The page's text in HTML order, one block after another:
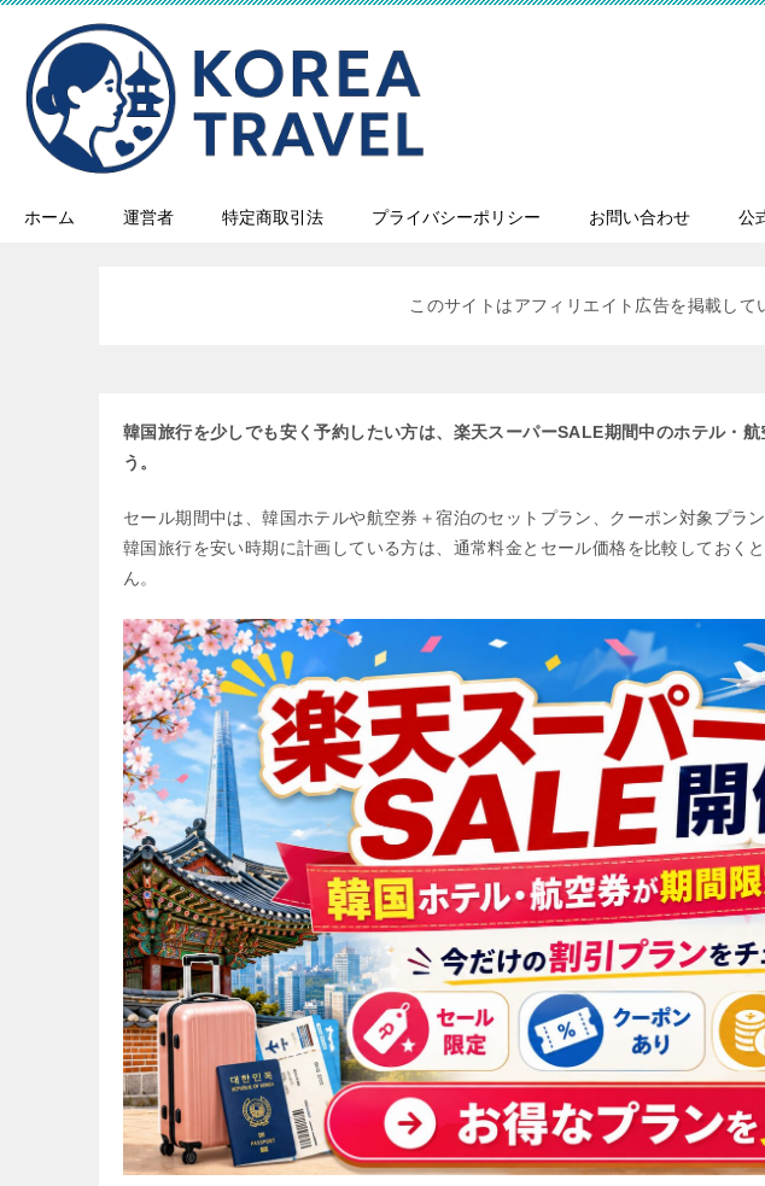
ホーム 運営者 特定商取引法 プライバシーポリシー お問い合わせ 公
このサイトはアフィリエイト広告を掲載して
韓国旅行を少しでも安く予約したい方は、楽天スーパーSALE期間中のホテル・
う。
セール期間中は、韓国ホテルや航空券＋宿泊のセットプラン、クーポン対象プラ
韓国旅行を安い時期に計画している方は、通常料金とセール価格を比較しておく
ん。